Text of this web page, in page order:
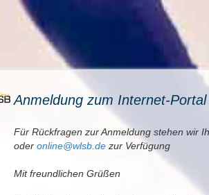
Anmeldung zum Internet-
Für Rückfragen zur Anmeldung stehen wir
oder online@wlsb.de zur Verfügung
Mit freundlichen Grüßen